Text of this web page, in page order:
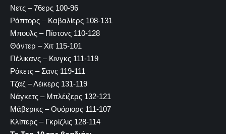
Νετς – 76ερς 100-96
Ράπτορς – Καβαλίερς 108-131
Μπουλς – Πίστονς 110-128
Θάντερ – Χιτ 115-101
Πέλικανς – Κινγκς 111-119
Ρόκετς – Σανς 119-111
Τζαζ – Λέικερς 131-119
Νάγκετς – Μπλέιζερς 132-121
Μάβερικς – Ουόριορς 111-107
Κλίπερς – Γκρίζλις 128-114